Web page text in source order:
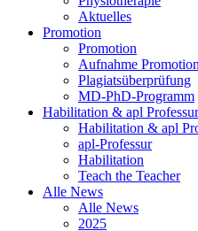
Aktuelles
Promotion
Promotion
Aufnahme
Plagiatsüberprüfung
MD-PhD-Programm
Habilitation & apl Professur
Habilitation & apl
apl-Professur
Habilitation
Teach the Teacher
Alle News
Alle News
2025